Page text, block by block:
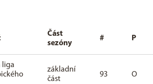
Část
sezóny
# P
liga
základní
část
93 O